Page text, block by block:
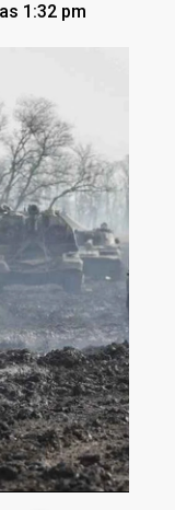
1:32 pm